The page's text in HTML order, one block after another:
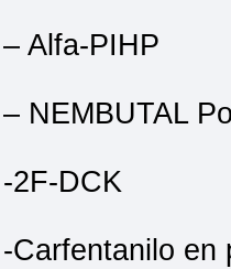
– Alfa-PIHP
– NEMBUTAL
-2F-DCK
-Carfentanilo en